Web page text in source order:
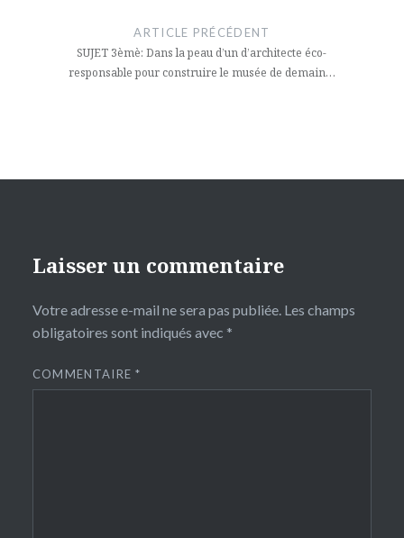
l’article
ARTICLE PRÉCÉDENT
SUJET 3èmè: Dans la peau d’un d’architecte éco-
responsable pour construire le musée de demain…
Laisser un commentaire
Votre adresse e-mail ne sera pas publiée. Les champs
obligatoires sont indiqués avec *
COMMENTAIRE*